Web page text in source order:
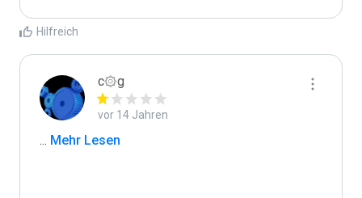
Hilfreich
c۞g
vor 14 Jahren
... Mehr Lesen